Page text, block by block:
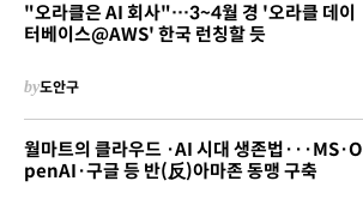
"오라클은 AI 회사"…3~4월 경 '오라클 데이
터베이스@AWS' 한국 런칭할 듯
by도안구
월마트의 클라우드 ·AI 시대 생존법···MS·O
penAI·구글 등 반(反)아마존 동맹 구축